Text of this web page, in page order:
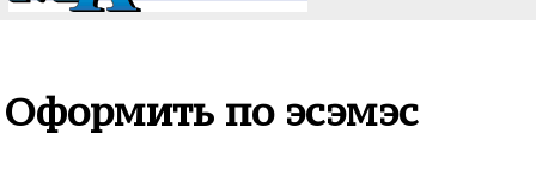
Оформить по эсэмэс